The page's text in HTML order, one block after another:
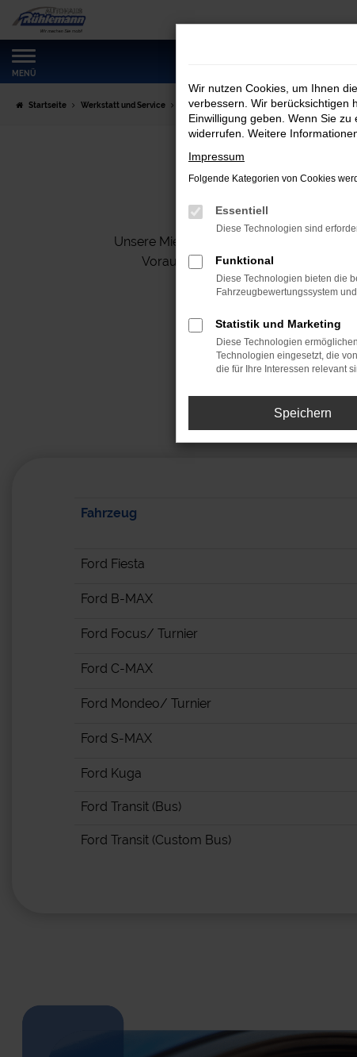
Zum
Hauptinhalt
springen
MENÜ
Startseite Werkstatt und Service Miet- & Ersatzwagen
Unsere Mietwagen stehen Ihnen zur
Voraus zu buchen, um
Auszug
Fahrzeug
Ford Fiesta
Ford B-MAX
Ford Focus/ Turnier
Ford C-MAX
Ford Mondeo/ Turnier
Ford S-MAX
Ford Kuga
Ford Transit (Bus)
Ford Transit (Custom Bus)
Wir nutzen Cookies, um Ihnen
verbessern. Wir berücksichtigen
Einwilligung geben. Wenn Sie
widerrufen. Weitere
Impressum
Folgende Kategorien von Cookies
Essentiell
Diese Technologien sind
Funktional
Diese Technologien bieten die
Fahrzeugbewertungssystem
Statistik und Marketing
Diese Technologien
Technologien eingesetzt, die
die für Ihre Interessen relevant
Speichern